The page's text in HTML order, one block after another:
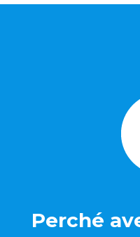
Perché